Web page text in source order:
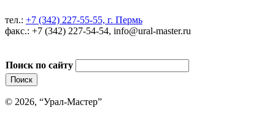
тел.: +7 (342) 227-55-55, г. Пермь
факс.: +7 (342) 227-54-54, info@ural-master.ru
Поиск по сайту
© 2026, “Урал-Мастер”